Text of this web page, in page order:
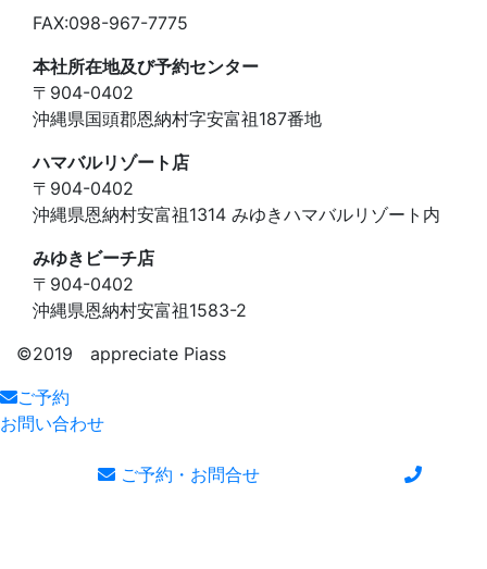
FAX:098-967-7775
本社所在地及び予約センター
〒904-0402
沖縄県国頭郡恩納村字安富祖187番地
ハマバルリゾート店
〒904-0402
沖縄県恩納村安富祖1314 みゆきハマバルリゾート内
みゆきビーチ店
〒904-0402
沖縄県恩納村安富祖1583-2
©️2019 appreciate Piass
ご予約
お問い合わせ
ご予約・お問合せ